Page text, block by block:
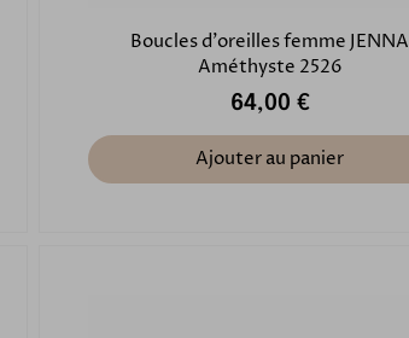
Boucles d'oreilles femme JENNA
Améthyste 2526
64,00 €
Ajouter au panier